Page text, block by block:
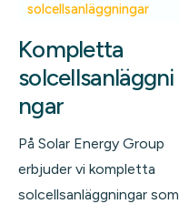
solcellsanläggningar
Kompletta
solcellsanläggni
ngar
På Solar Energy Group
erbjuder vi kompletta
solcellsanläggningar som